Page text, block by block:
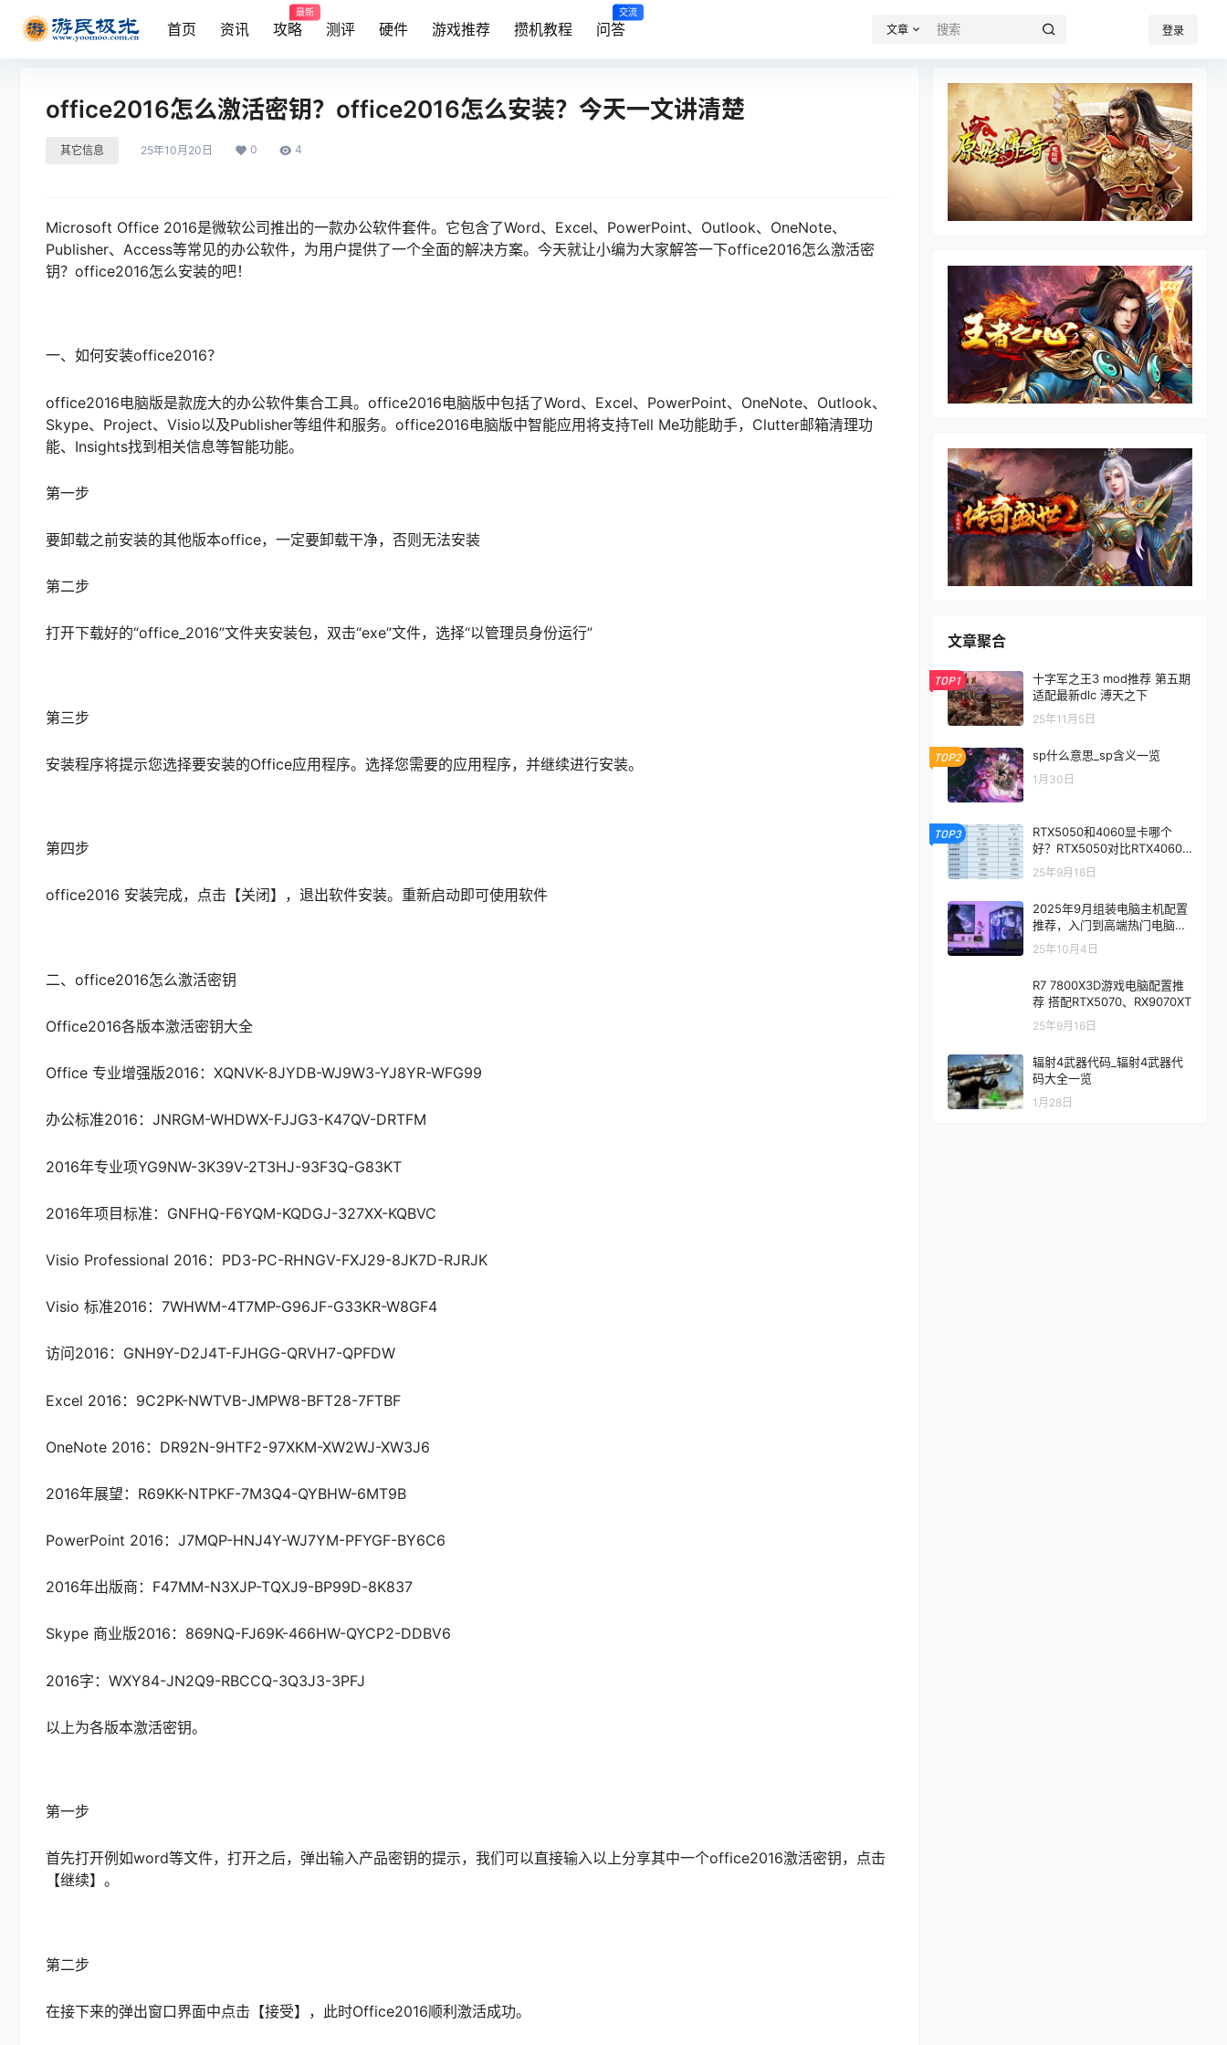
首页 资讯 攻略
最新
测评 硬件 游戏推荐 攒机教程 问答
交流
文章 登录
office2016怎么激活密钥？office2016怎么安装？今天一文讲清楚
其它信息 25年10月20日 0 4
Microsoft Office 2016是微软公司推出的一款办公软件套件。它包含了Word、Excel、PowerPoint、Outlook、OneNote、
Publisher、Access等常见的办公软件，为用户提供了一个全面的解决方案。今天就让小编为大家解答一下office2016怎么激活密
钥？office2016怎么安装的吧！
一、如何安装office2016？
office2016电脑版是款庞大的办公软件集合工具。office2016电脑版中包括了Word、Excel、PowerPoint、OneNote、Outlook、
Skype、Project、Visio以及Publisher等组件和服务。office2016电脑版中智能应用将支持Tell Me功能助手，Clutter邮箱清理功
能、Insights找到相关信息等智能功能。
第一步
要卸载之前安装的其他版本office，一定要卸载干净，否则无法安装
第二步
打开下载好的“office_2016”文件夹安装包，双击“exe”文件，选择“以管理员身份运行”
第三步
安装程序将提示您选择要安装的Office应用程序。选择您需要的应用程序，并继续进行安装。
第四步
office2016 安装完成，点击【关闭】，退出软件安装。重新启动即可使用软件
二、office2016怎么激活密钥
Office2016各版本激活密钥大全
Office 专业增强版2016：XQNVK-8JYDB-WJ9W3-YJ8YR-WFG99
办公标准2016：JNRGM-WHDWX-FJJG3-K47QV-DRTFM
2016年专业项YG9NW-3K39V-2T3HJ-93F3Q-G83KT
2016年项目标准：GNFHQ-F6YQM-KQDGJ-327XX-KQBVC
Visio Professional 2016：PD3-PC-RHNGV-FXJ29-8JK7D-RJRJK
Visio 标准2016：7WHWM-4T7MP-G96JF-G33KR-W8GF4
访问2016：GNH9Y-D2J4T-FJHGG-QRVH7-QPFDW
Excel 2016：9C2PK-NWTVB-JMPW8-BFT28-7FTBF
OneNote 2016：DR92N-9HTF2-97XKM-XW2WJ-XW3J6
2016年展望：R69KK-NTPKF-7M3Q4-QYBHW-6MT9B
PowerPoint 2016：J7MQP-HNJ4Y-WJ7YM-PFYGF-BY6C6
2016年出版商：F47MM-N3XJP-TQXJ9-BP99D-8K837
Skype 商业版2016：869NQ-FJ69K-466HW-QYCP2-DDBV6
2016字：WXY84-JN2Q9-RBCCQ-3Q3J3-3PFJ
以上为各版本激活密钥。
第一步
首先打开例如word等文件，打开之后，弹出输入产品密钥的提示，我们可以直接输入以上分享其中一个office2016激活密钥，点击
【继续】。
第二步
在接下来的弹出窗口界面中点击【接受】，此时Office2016顺利激活成功。
文章聚合
TOP1
十字军之王3 mod推荐 第五期
适配最新dlc 溥天之下
25年11月5日
TOP2 sp什么意思_sp含义一览
1月30日
TOP3
RTX5050和4060显卡哪个
好？RTX5050对比RTX4060/
5060性能评测
25年9月16日
2025年9月组装电脑主机配置
推荐，入门到高端热门电脑配
置方案
25年10月4日
R7 7800X3D游戏电脑配置推
荐 搭配RTX5070、RX9070XT
25年9月16日
辐射4武器代码_辐射4武器代
码大全一览
1月28日